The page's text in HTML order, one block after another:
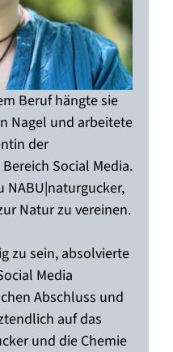
Beruf hängte sie
Nagel und arbeitete
der
Social Media.
NABU|naturgucker,
Natur zu vereinen.
zu sein, absolvierte
Media
Abschluss und
auf das
und die Chemie